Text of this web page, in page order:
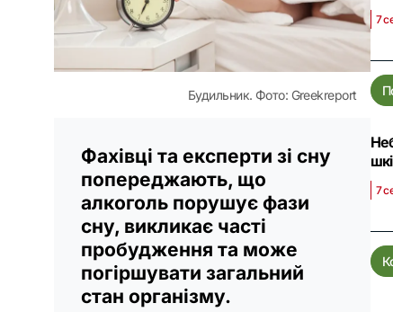
Будильник. Фото: Greekreport
Фахівці та експерти зі сну
попереджають, що
алкоголь порушує фази
сну, викликає часті
пробудження та може
погіршувати загальний
стан організму.
7
7